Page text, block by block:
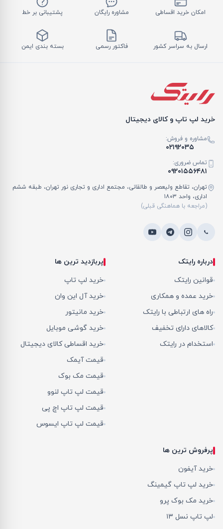
امکان خرید اقساطی مشاوره رایگان پشتیبانی بر خط
ارسال به سراسر کشور فاکتور رسمی بسته بندی ایمن
خرید لپ تاپ و کالای دیجیتال
مشاوره و فروش:
۰۲۱۹۲۰۳۵
تماس ضروری:
۰۹۲۰۱۵۵۶۴۸۱
تهران، تقاطع ولیعصر و طالقانی، مجتمع اداری و تجاری نور تهران، طبقه ششم
اداری، واحد ۱۸۰۳
(مراجعه با هماهنگی قبلی)
درباره رایتک
قوانین رایتک
خرید عمده و همکاری
راه های ارتباطی با رایتک
کالاهای دارای تخفیف
استخدام در رایتک
پربازدید ترین ها
خرید لپ تاپ
خرید آل این وان
خرید مانیتور
خرید گوشی موبایل
خرید اقساطی کالای دیجیتال
قیمت آیمک
قیمت مک بوک
قیمت لپ تاپ لنوو
قیمت لپ تاپ اچ پی
قیمت لپ تاپ ایسوس
پرفروش ترین ها
خرید آیفون
خرید لپ تاپ گیمینگ
خرید مک بوک پرو
لپ تاپ نسل ۱۳